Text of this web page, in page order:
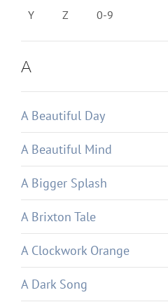
Y
Z 0-9
A
A Beautiful Day
A Beautiful Mind
A Bigger Splash
A Brixton Tale
A Clockwork Orange
A Dark Song